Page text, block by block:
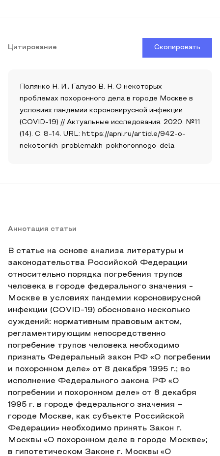
Цитирование Скопировать
Полянко Н. И., Галузо В. Н. О некоторых
проблемах похоронного дела в городе Москве в
условиях пандемии короновирусной инфекции
(COVID-19) // Актуальные исследования. 2020. №11
(14). С. 8-14. URL: https://apni.ru/article/942-o-
nekotorikh-problemakh-pokhoronnogo-dela
Аннотация статьи
В статье на основе анализа литературы и
законодательства Российской Федерации
относительно порядка погребения трупов
человека в городе федерального значения -
Москве в условиях пандемии короновирусной
инфекции (COVID-19) обосновано несколько
суждений: нормативным правовым актом,
регламентирующим непосредственно
погребение трупов человека необходимо
признать Федеральный закон РФ «О погребении
и похоронном деле» от 8 декабря 1995 г.; во
исполнение Федерального закона РФ «О
погребении и похоронном деле» от 8 декабря
1995 г. в городе федерального значения –
городе Москве, как субъекте Российской
Федерации» необходимо принять Закон г.
Москвы «О похоронном деле в городе Москве»;
в гипотетическом Законе г. Москвы «О